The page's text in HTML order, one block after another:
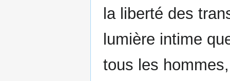
la liberté des
lumière intime
tous les